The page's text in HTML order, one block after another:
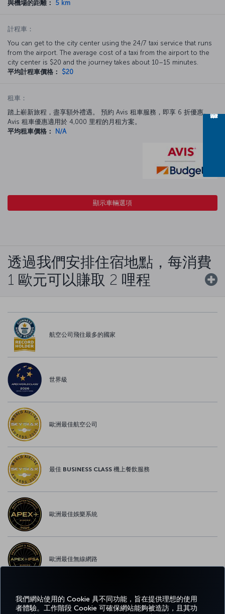
我們網站使用的 Cookie 具不同功能，旨在提供理想的使用
者體驗。工作階段 Cookie 可確保網站能夠被造訪，且其功
與機場的距離： 5 km
計程車：
You can get to the city center using the 24/7 taxi service that runs
from the airport. The average cost of a taxi from the airport to the
city center is $20 and the journey takes about 10–15 minutes.
平均計程車價格：
$20
租車：
踏上嶄新旅程，盡享額外禮遇。 預約 Avis 租車服務，即享 6 折優惠。
Avis 租車優惠適用於 4,000 里程的月租方案。
平均租車價格：
N/A
顯示車輛選項
透過我們安排住宿地點，每消費
1 歐元可以賺取 2 哩程
航空公司飛往最多的國家
世界級
歐洲最佳航空公司
最佳 BUSINESS CLASS 機上餐飲服務
歐洲最佳娛樂系統
歐洲最佳無線網路